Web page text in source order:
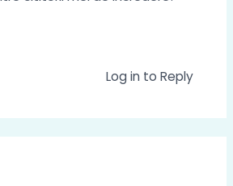
Log in to Reply